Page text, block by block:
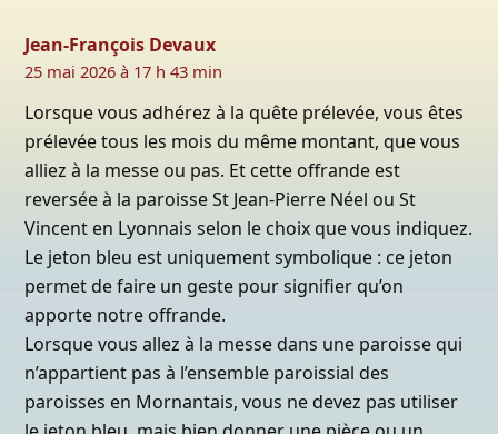
Jean-François Devaux
25 mai 2026 à 17 h 43 min
Lorsque vous adhérez à la quête prélevée, vous êtes
prélevée tous les mois du même montant, que vous
alliez à la messe ou pas. Et cette offrande est
reversée à la paroisse St Jean-Pierre Néel ou St
Vincent en Lyonnais selon le choix que vous indiquez.
Le jeton bleu est uniquement symbolique : ce jeton
permet de faire un geste pour signifier qu’on
apporte notre offrande.
Lorsque vous allez à la messe dans une paroisse qui
n’appartient pas à l’ensemble paroissial des
paroisses en Mornantais, vous ne devez pas utiliser